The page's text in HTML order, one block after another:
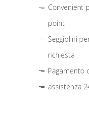
Convenient
point
Seggiolini
richiesta
Pagamento
assistenza